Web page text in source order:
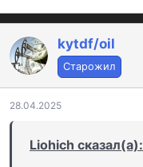
kytdf/oil
Старожил
28.04.2025
Liohich сказал(а):